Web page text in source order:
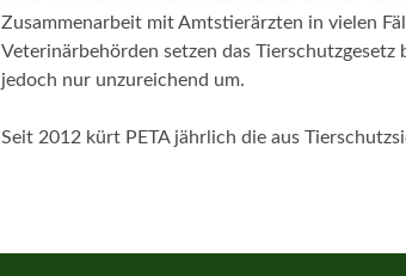
Zusammenarbeit mit Amtstierärzten in vielen
Veterinärbehörden setzen das
jedoch nur unzureichend um.
Seit 2012 kürt PETA jährlich die aus